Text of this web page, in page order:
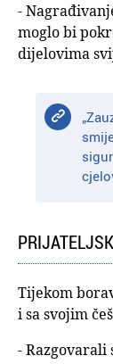
-
moglo bi
dijelovima
Tijekom
i sa svojim
-